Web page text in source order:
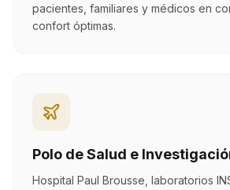
pacientes, familiares y médicos en
confort óptimas.
Polo de Salud e
Hospital Paul Brousse, laboratorios